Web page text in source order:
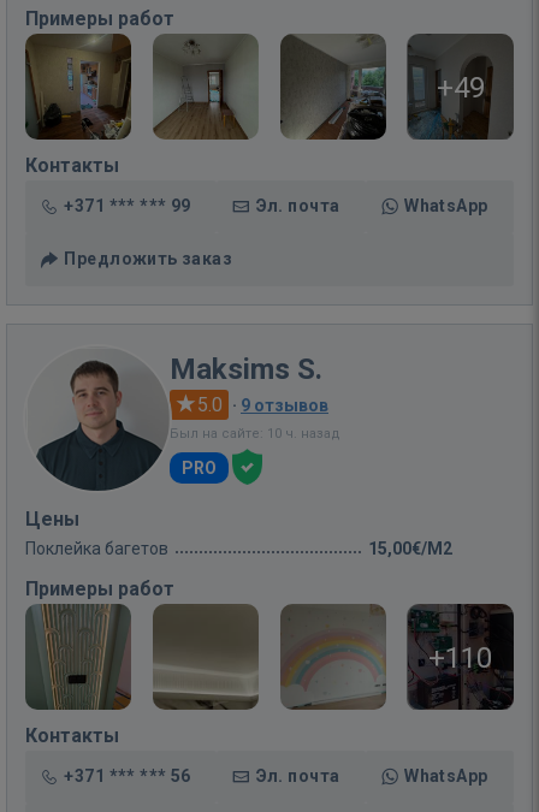
Примеры работ
+49
Контакты
+371 *** *** 99 Эл. почта WhatsApp
Предложить заказ
Maksims S.
5.0 · 9 отзывов
Был на сайте: 10 ч. назад
PRO
Цены
Поклейка багетов 15,00€/M2
Примеры работ
+110
Контакты
+371 *** *** 56 Эл. почта WhatsApp